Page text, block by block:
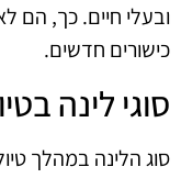
ובעלי חיים. כך, הם
כישורים חדשים.
סוגי לינה
סוג הלינה במהלך